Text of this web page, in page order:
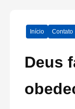
Início Contato
Deus